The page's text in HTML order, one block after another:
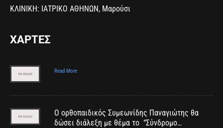
ΚΛΙΝΙΚΗ: ΙΑΤΡΙΚΟ ΑΘΗΝΩΝ, Μαρούσι
ΧΑΡΤΕΣ
Read More
Ο ορθοπαιδικός Συμεωνίδης Παναγιώτης θα
δώσει διάλεξη με θέμα το “Σύνδρομο…